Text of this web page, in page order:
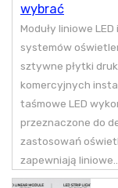
wybrać
Moduły liniowe
systemów
sztywne płytki
komercyjnych
taśmowe LED
przeznaczone do
zastosowań
zapewniają liniowe...